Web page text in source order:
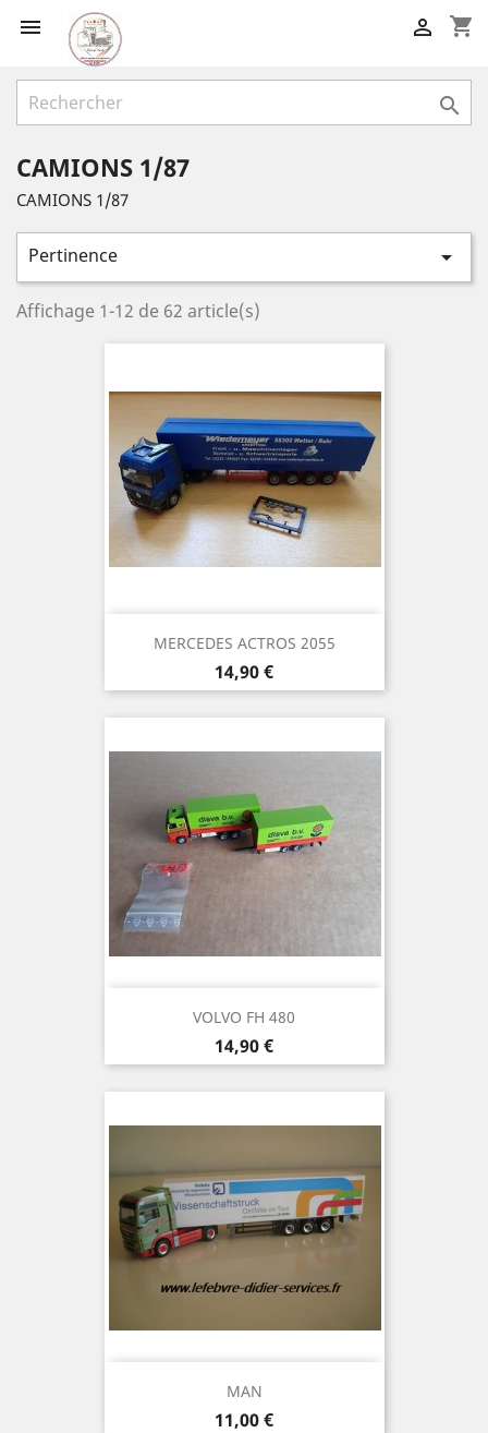
 shopping_cart


CAMIONS 1/87
CAMIONS 1/87
Pertinence 
Affichage 1-12 de 62 article(s)
MERCEDES ACTROS 2055
Prix
14,90 €
VOLVO FH 480
Prix
14,90 €
MAN
Prix
11,00 €